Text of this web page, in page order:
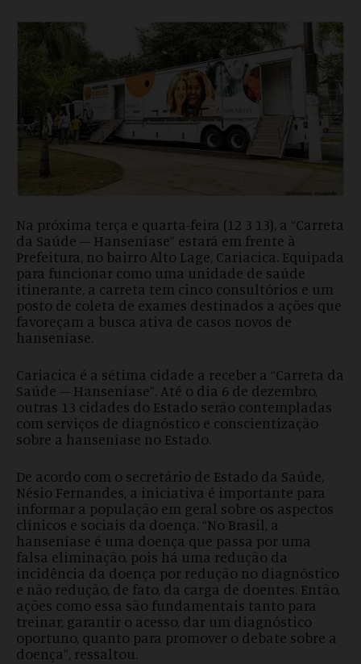
Na próxima terça e quarta-feira (12 3 13), a “Carreta
da Saúde – Hanseníase” estará em frente à
Prefeitura, no bairro Alto Lage, Cariacica. Equipada
para funcionar como uma unidade de saúde
itinerante, a carreta tem cinco consultórios e um
posto de coleta de exames destinados a ações que
favoreçam a busca ativa de casos novos de
hanseníase.
Cariacica é a sétima cidade a receber a “Carreta da
Saúde – Hanseníase”. Até o dia 6 de dezembro,
outras 13 cidades do Estado serão contempladas
com serviços de diagnóstico e conscientização
sobre a hanseníase no Estado.
De acordo com o secretário de Estado da Saúde,
Nésio Fernandes, a iniciativa é importante para
informar a população em geral sobre os aspectos
clínicos e sociais da doença. “No Brasil, a
hanseníase é uma doença que passa por uma
falsa eliminação, pois há uma redução da
incidência da doença por redução no diagnóstico
e não redução, de fato, da carga de doentes. Então,
ações como essa são fundamentais tanto para
treinar, garantir o acesso, dar um diagnóstico
oportuno, quanto para promover o debate sobre a
doença”, ressaltou.